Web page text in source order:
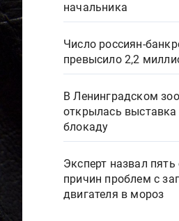
начальника
Число россиян-
превысило 2,2
В Ленинградском
открылась выставка
блокаду
Эксперт назвал
причин проблем с
двигателя в мороз